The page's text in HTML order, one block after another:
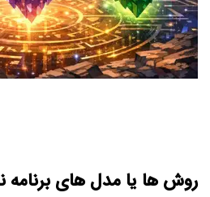
روش ها یا مدل های برنامه